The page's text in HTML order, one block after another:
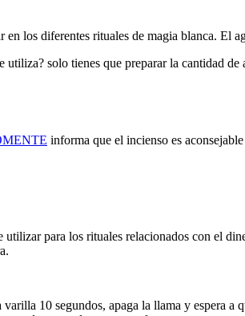
los diferentes rituales de magia blanca. El
solo tienes que preparar la cantidad
informa que el incienso es
para los rituales relacionados con el
10 segundos, apaga la llama y espera a